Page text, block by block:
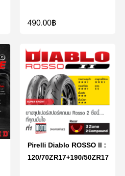
490.00฿
Pirelli Diablo ROSSO II :
120/70ZR17+190/50ZR17